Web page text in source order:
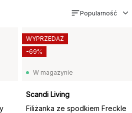
Popularność
W magazynie
Scandi Living
Filiżanka ze spodkiem Freckle
WYPRZEDAŻ
-69%